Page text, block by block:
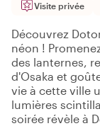
Visite privée
Découvrez
néon !
des lanternes,
d'Osaka et
vie à cette ville
lumières
soirée révèle à